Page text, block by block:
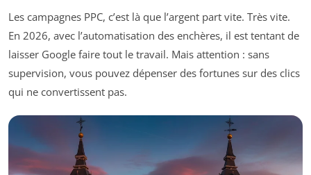
Les campagnes PPC, c’est là que l’argent part vite. Très vite.
En 2026, avec l’automatisation des enchères, il est tentant de
laisser Google faire tout le travail. Mais attention : sans
supervision, vous pouvez dépenser des fortunes sur des clics
qui ne convertissent pas.